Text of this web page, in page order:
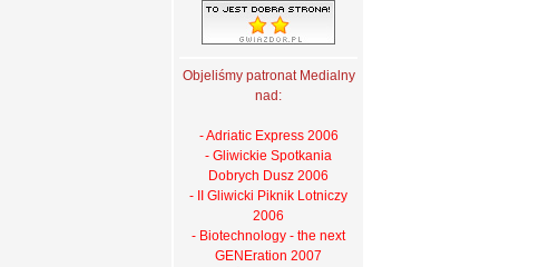
Objeliśmy patronat Medialny
nad:
- Adriatic Express 2006
- Gliwickie Spotkania
Dobrych Dusz 2006
- II Gliwicki Piknik Lotniczy
2006
- Biotechnology - the next
GENEration 2007